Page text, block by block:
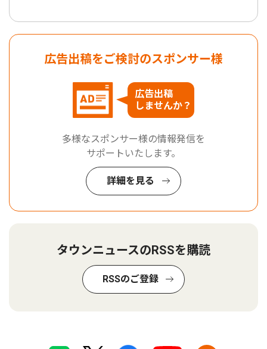
広告出稿をご検討のスポンサー様
広告出稿
しませんか？
多様なスポンサー様の情報発信を
サポートいたします。
詳細を見る
タウンニュースのRSSを購読
RSSのご登録